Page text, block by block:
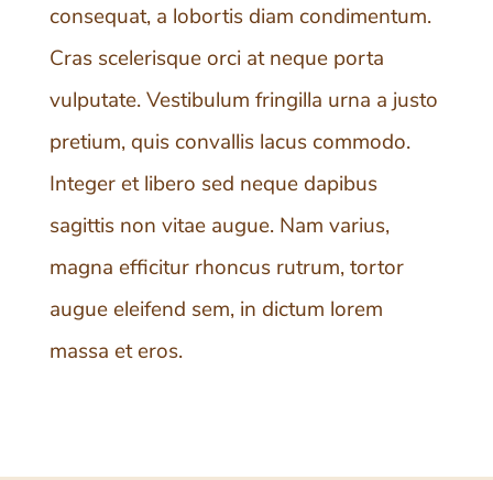
consequat, a lobortis diam condimentum.
Cras scelerisque orci at neque porta
vulputate. Vestibulum fringilla urna a justo
pretium, quis convallis lacus commodo.
Integer et libero sed neque dapibus
sagittis non vitae augue. Nam varius,
magna efficitur rhoncus rutrum, tortor
augue eleifend sem, in dictum lorem
massa et eros.